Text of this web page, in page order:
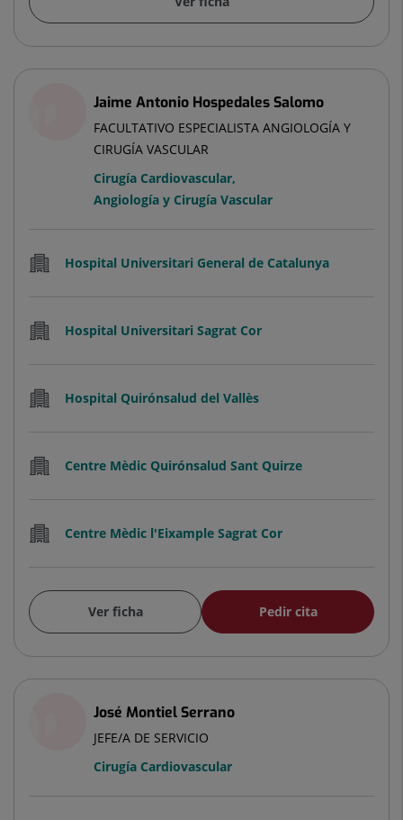
Jaime Antonio Hospedales Salomo
FACULTATIVO ESPECIALISTA ANGIOLOGÍA Y
CIRUGÍA VASCULAR
Cirugía Cardiovascular,
Angiología y Cirugía Vascular
Hospital Universitari General de Catalunya
Hospital Universitari Sagrat Cor
Hospital Quirónsalud del Vallès
Centre Mèdic Quirónsalud Sant Quirze
Centre Mèdic l'Eixample Sagrat Cor
Ver ficha Pedir cita
José Montiel Serrano
JEFE/A DE SERVICIO
Cirugía Cardiovascular